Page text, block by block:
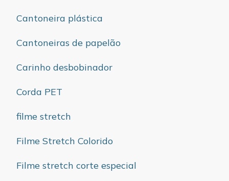
Cantoneira plástica
Cantoneiras de papelão
Carinho desbobinador
Corda PET
filme stretch
Filme Stretch Colorido
Filme stretch corte especial